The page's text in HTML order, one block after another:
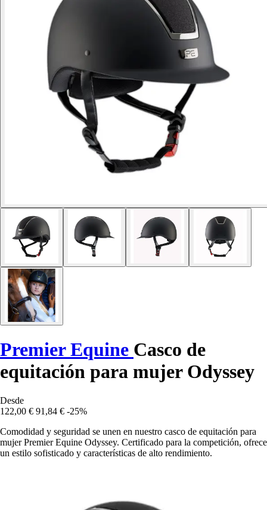
Premier Equine Casco de
equitación para mujer Odyssey
Desde
122,00 € 91,84 € -25%
Comodidad y seguridad se unen en nuestro casco de equitación para
mujer Premier Equine Odyssey. Certificado para la competición, ofrece
un estilo sofisticado y características de alto rendimiento.